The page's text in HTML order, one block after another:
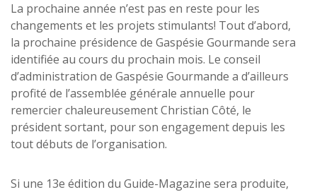
La prochaine année n’est pas en reste pour les
changements et les projets stimulants! Tout d’abord,
la prochaine présidence de Gaspésie Gourmande sera
identifiée au cours du prochain mois. Le conseil
d’administration de Gaspésie Gourmande a d’ailleurs
profité de l’assemblée générale annuelle pour
remercier chaleureusement Christian Côté, le
président sortant, pour son engagement depuis les
tout débuts de l’organisation.
Si une 13e édition du Guide-Magazine sera produite,